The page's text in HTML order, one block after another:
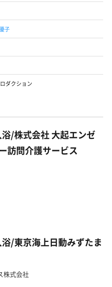
子
ダクション
/株式会社 大起エンゼ
訪問介護サービス
/東京海上日動みずたま
株式会社